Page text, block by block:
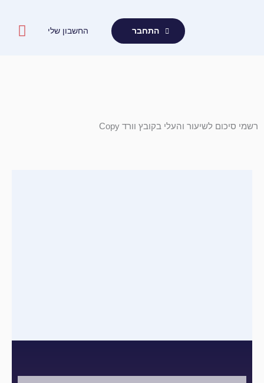
התחבר
החשבון שלי
רשמי סיכום לשיעור והעלי בקובץ וורד Copy